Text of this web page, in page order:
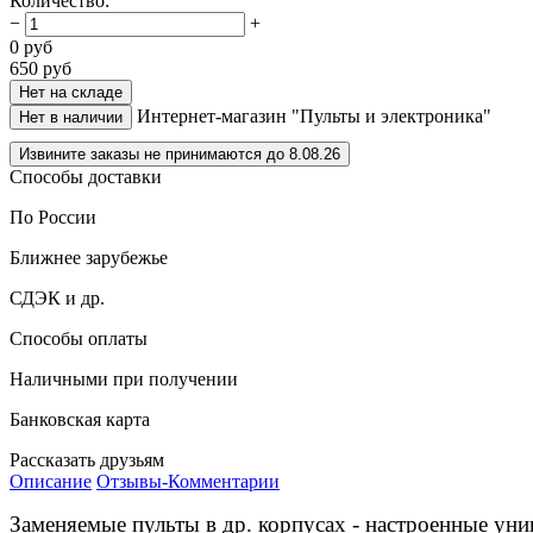
−
+
0 руб
650 руб
Нет на складе
Нет в наличии
Интернет-магазин "Пульты и электроника"
Извините заказы не принимаются до 8.08.26
Способы доставки
По России
Ближнее зарубежье
СДЭК и др.
Способы оплаты
Наличными при получении
Банковская карта
Рассказать друзьям
Описание Отзывы-Комментарии
Заменяемые пульты в др. корпусах - настроенные